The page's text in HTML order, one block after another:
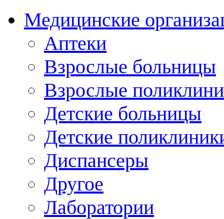
Медицинские
Аптеки
Взрослые больницы
Взрослые
Детские больницы
Детские
Диспансеры
Другое
Лаборатории